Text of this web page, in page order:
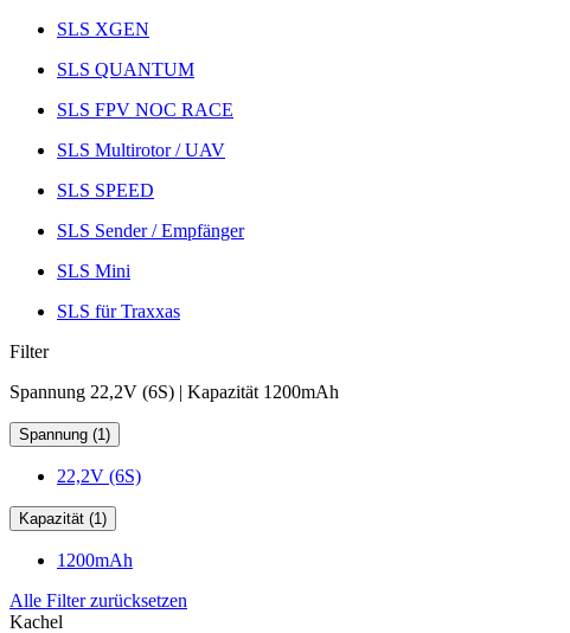
SLS XGEN
SLS QUANTUM
SLS FPV NOC RACE
SLS Multirotor / UAV
SLS SPEED
SLS Sender / Empfänger
SLS Mini
SLS für Traxxas
Filter
Spannung 22,2V (6S) | Kapazität 1200mAh
Spannung (1)
22,2V (6S)
Kapazität (1)
1200mAh
Alle Filter zurücksetzen
Kachel